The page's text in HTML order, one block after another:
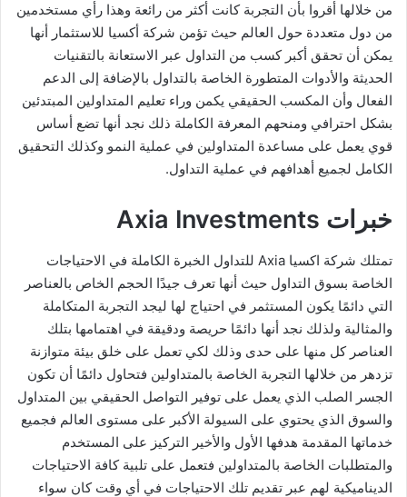
من خلالها أقروا بأن التجربة كانت أكثر من رائعة وهذا رأي مستخدمين
من دول متعددة حول العالم حيث تؤمن شركة أكسيا للاستثمار أنها
يمكن أن تحقق أكبر كسب من التداول عبر الاستعانة بالتقنيات
الحديثة والأدوات المتطورة الخاصة بالتداول بالإضافة إلى الدعم
الفعال وأن المكسب الحقيقي يكمن وراء تعليم المتداولين المبتدئين
بشكل احترافي ومنحهم المعرفة الكاملة ذلك نجد أنها تضع أساس
قوي يعمل على مساعدة المتداولين في عملية النمو وكذلك التحقيق
الكامل لجميع أهدافهم في عملية التداول.
خبرات Axia Investments
تمتلك شركة اكسيا Axia للتداول الخبرة الكاملة في الاحتياجات
الخاصة بسوق التداول حيث أنها تعرف جيدًا الحجم الخاص بالعناصر
التي دائمًا يكون المستثمر في احتياج لها ليجد التجربة المتكاملة
والمثالية ولذلك نجد أنها دائمًا حريصة ودقيقة في اهتمامها بتلك
العناصر كل منها على حدى وذلك لكي تعمل على خلق بيئة متوازنة
تزدهر من خلالها التجربة الخاصة بالمتداولين فتحاول دائمًا أن تكون
الجسر الصلب الذي يعمل على توفير التواصل الحقيقي بين المتداول
والسوق الذي يحتوي على السيولة الأكبر على مستوى العالم فجميع
خدماتها المقدمة هدفها الأول والأخير التركيز على المستخدم
والمتطلبات الخاصة بالمتداولين فتعمل على تلبية كافة الاحتياجات
الديناميكية لهم عبر تقديم تلك الاحتياجات في أي وقت كان سواء